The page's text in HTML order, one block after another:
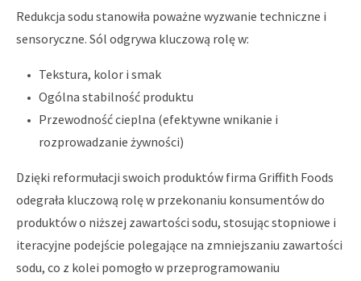
Redukcja sodu stanowiła poważne wyzwanie techniczne i
sensoryczne. Sól odgrywa kluczową rolę w:
Tekstura, kolor i smak
Ogólna stabilność produktu
Przewodność cieplna (efektywne wnikanie i
rozprowadzanie żywności)
Dzięki reformułacji swoich produktów firma Griffith Foods
odegrała kluczową rolę w przekonaniu konsumentów do
produktów o niższej zawartości sodu, stosując stopniowe i
iteracyjne podejście polegające na zmniejszaniu zawartości
sodu, co z kolei pomogło w przeprogramowaniu